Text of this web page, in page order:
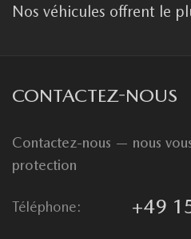
Nos véhicules offrent le
CONTACTEZ-NOUS
Contactez-nous — nous
protection
Téléphone: +49